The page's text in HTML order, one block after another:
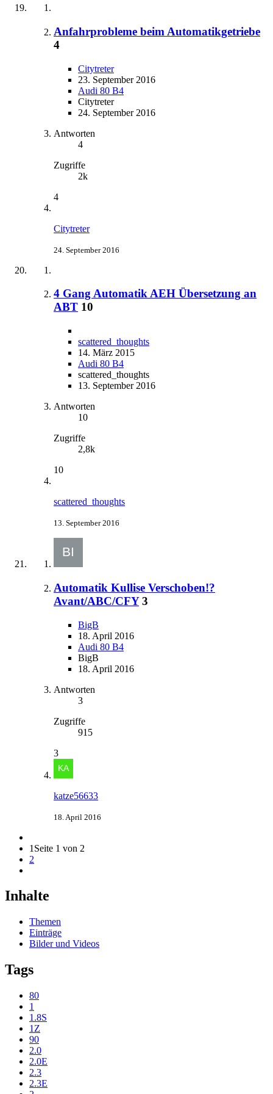
Anfahrprobleme beim Automatikgetriebe
4
Citytreter
23. September 2016
Audi 80 B4
Citytreter
24. September 2016
Antworten
4
Zugriffe
2k
4
Citytreter
24. September 2016
4 Gang Automatik AEH Übersetzung an
ABT 10
scattered_thoughts
14. März 2015
Audi 80 B4
scattered_thoughts
13. September 2016
Antworten
10
Zugriffe
2,8k
10
scattered_thoughts
13. September 2016
Automatik Kullise Verschoben!?
Avant/ABC/CFY 3
BigB
18. April 2016
Audi 80 B4
BigB
18. April 2016
Antworten
3
Zugriffe
915
3
katze56633
18. April 2016
1 Seite 1 von 2
2
Inhalte
Themen
Einträge
Bilder und Videos
Tags
80
1
1.8S
1Z
90
2.0
2.0E
2.3
2.3E